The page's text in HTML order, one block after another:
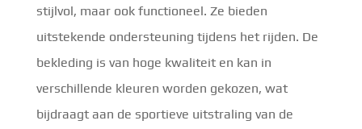
stijlvol, maar ook functioneel. Ze bieden
uitstekende ondersteuning tijdens het rijden. De
bekleding is van hoge kwaliteit en kan in
verschillende kleuren worden gekozen, wat
bijdraagt aan de sportieve uitstraling van de